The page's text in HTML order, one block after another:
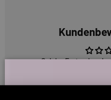
Sei der Erste, der